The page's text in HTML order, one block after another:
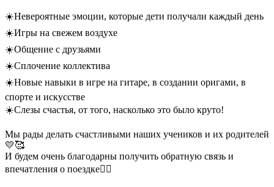
☀️Невероятные эмоции, которые дети получали каждый день
☀️Игры на свежем воздухе
☀️Общение с друзьями
☀️Сплочение коллектива
☀️Новые навыки в игре на гитаре, в создании оригами, в
спорте и искусстве
☀️Слезы счастья, от того, насколько это было круто!
Мы рады делать счастливыми наших учеников и их родителей
💛🥰
И будем очень благодарны получить обратную связь и
впечатления о поездке✍🏼